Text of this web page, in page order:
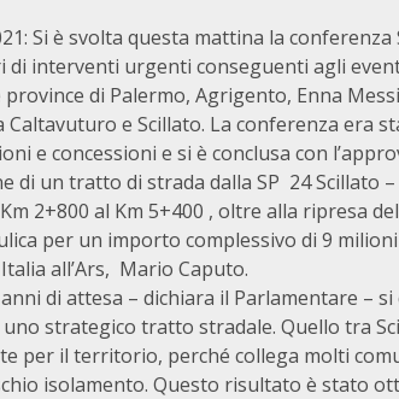
Si è svolta questa mattina la
interventi urgenti conseguenti agli
di Palermo, Agrigento, Enna
e Scillato. La conferenza era
e concessioni e si è conclusa con
di un tratto di strada dalla SP 24 Scillato
2+800 al Km 5+400 , oltre alla ripresa
per un importo complessivo di 9
all’Ars, Mario Caputo.
di attesa – dichiara il Parlamentare –
strategico tratto stradale. Quello tra
per il territorio, perché collega molti
isolamento. Questo risultato è stato